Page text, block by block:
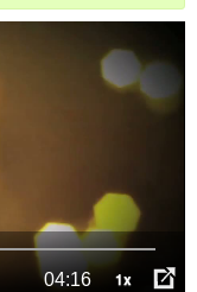
04:16 1x